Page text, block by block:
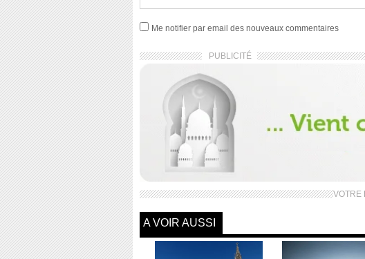
Me notifier par email des nouveaux commentaires
PUBLICITÉ
VOTRE
A VOIR AUSSI